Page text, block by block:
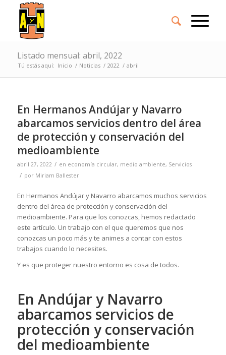
Listado mensual: abril, 2022
Tú estás aquí: Inicio / Noticias / 2022 / abril
En Hermanos Andújar y Navarro
abarcamos servicios dentro del área
de protección y conservación del
medioambiente
abril 27, 2022 / en economía circular, medio ambiente, Servicios
/ por Miriam Ballester
En Hermanos Andújar y Navarro abarcamos muchos servicios
dentro del área de protección y conservación del
medioambiente. Para que los conozcas, hemos redactado
este artículo. Un trabajo con el que queremos que nos
conozcas un poco más y te animes a contar con estos
trabajos cuando lo necesites.
Y es que proteger nuestro entorno es cosa de todos.
En Andújar y Navarro
abarcamos servicios de
protección y conservación
del medioambiente